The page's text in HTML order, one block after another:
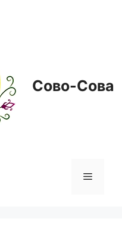
Сово-Сова
Меню